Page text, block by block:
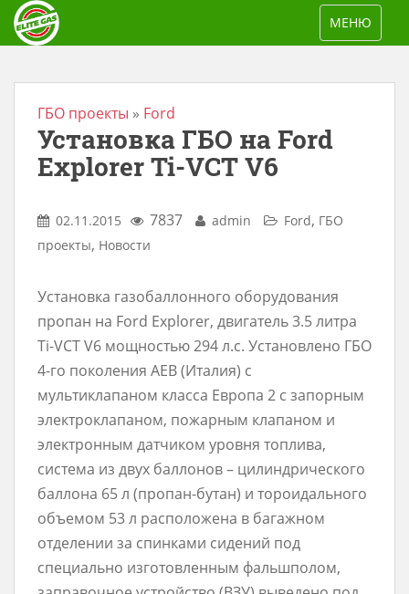
TOGGLE
МЕНЮ
ГБО проекты » Ford
Установка ГБО на Ford
Explorer Ti-VCT V6
02.11.2015 7837 admin Ford, ГБО
проекты, Новости
Установка газобаллонного оборудования
пропан на Ford Explorer, двигатель 3.5 литра
Ti-VCT V6 мощностью 294 л.с. Установлено ГБО
4-го поколения AEB (Италия) с
мультиклапаном класса Европа 2 с запорным
электроклапаном, пожарным клапаном и
электронным датчиком уровня топлива,
система из двух баллонов – цилиндрического
баллона 65 л (пропан-бутан) и тороидального
объемом 53 л расположена в багажном
отделении за спинками сидений под
специально изготовленным фальшполом,